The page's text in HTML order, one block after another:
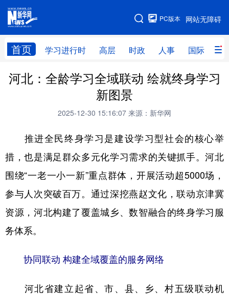
网站无障碍
PC版本
首页 学习进行时 高层 时政 人事 国际 财
网站地图
学习进行时 高层 时政 人事
全球连线
科技 科创 量子 体育
文化 书画 健康 军事
法律 中央文件 金融 汽车
食品
河北：全龄学习全域联动 绘就终身学习
新图景
2025-12-30 15:16:07 来源：新华网
推进全民终身学习是建设学习型社会的核心举
措，也是满足群众多元化学习需求的关键抓手。河北
围绕“一老一小一新”重点群体，开展活动超5000场，
参与人次突破百万。通过深挖燕赵文化，联动京津冀
资源，河北构建了覆盖城乡、数智融合的终身学习服
务体系。
协同联动 构建全域覆盖的服务网络
河北省建立起省、市、县、乡、村五级联动机